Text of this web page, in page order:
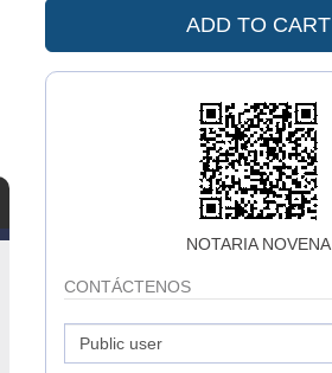
ADD TO CART
NOTARIA NOVENA
CONTÁCTENOS